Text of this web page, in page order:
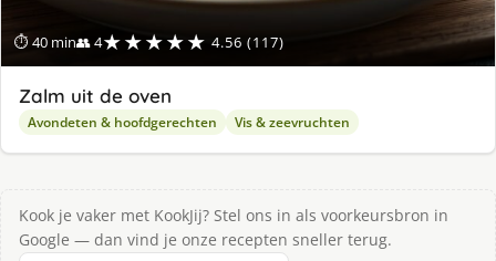
⏱ 40 min👥 4★★★★★ 4.56 (117)
Zalm uit de oven
Avondeten & hoofdgerechten Vis & zeevruchten
Kook je vaker met KookJij? Stel ons in als voorkeursbron in
Google — dan vind je onze recepten sneller terug.